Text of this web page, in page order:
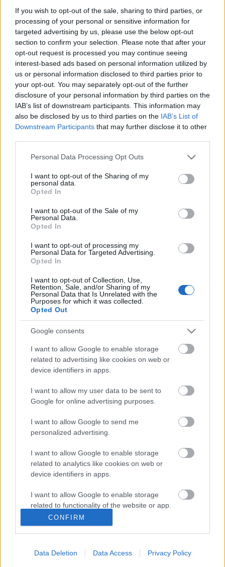
If you wish to opt-out of the sale, sharing to third parties, or
processing of your personal or sensitive information for
targeted advertising by us, please use the below opt-out
section to confirm your selection. Please note that after your
opt-out request is processed you may continue seeing
interest-based ads based on personal information utilized by
us or personal information disclosed to third parties prior to
your opt-out. You may separately opt-out of the further
disclosure of your personal information by third parties on the
IAB’s list of downstream participants. This information may
also be disclosed by us to third parties on the IAB’s List of
Downstream Participants that may further disclose it to other
Please note that this website/app uses one or more Google
not limited to your visit or usage behaviour. You may click to
grant or deny consent to Google and its third-party tags to
use your data for below specified purposes in below Google
consent section.
Personal Data Processing Opt Outs
I want to opt-out of the Sharing of my
personal data.
Opted In
I want to opt-out of the Sale of my
Personal Data.
Opted In
I want to opt-out of processing my
Personal Data for Targeted Advertising.
Opted In
I want to opt-out of Collection, Use,
Retention, Sale, and/or Sharing of my
Personal Data that Is Unrelated with the
Purposes for which it was collected.
Opted Out
Google consents
I want to allow Google to enable storage
related to advertising like cookies on web or
device identifiers in apps.
I want to allow my user data to be sent to
Google for online advertising purposes.
I want to allow Google to send me
personalized advertising.
I want to allow Google to enable storage
related to analytics like cookies on web or
device identifiers in apps.
I want to allow Google to enable storage
related to functionality of the website or app.
I want to allow Google to enable storage
related to personalization.
I want to allow Google to enable storage
CONFIRM
Data Deletion Data Access Privacy Policy
életművét, hanem valamilyen speciális nézőpontból,
egyedi kérdésfelvetés alapján világítja meg a
rendező néhány művét vagy az életmű karakterét.
Olyan cikkeket is elfogadnak, melyek több
rendezőnő filmjeit vizsgálják valamilyen speciális
szempont szerint – ilyen esetben a kikötés, hogy
legalább egy Magyarországon kívüli alkotó is legyen
a cikkben szereplő alkotók közt.
A felhívásra a Metropolisban megjelentetésre
alkalmas, 35-40 000 karakter terjedelmű,
tudományos igényű cikkek tervét várják. A
bemutatkozását (max. 1500 karakter)
elküldeniük a
metropolis@metropolis.org.hu e-mail
2026. június 25-éig. A közlésre elfogadott
tervek alapján a cikkek leadásának várható
A címlapképen: Kelly Reichardt és Kristen Stewart
Ajánlott bejegyzések:
A katasztrófamusical diszkrét bája -
Nashville
A Heimatfilm hatása a klasszikus német
sorozatokban